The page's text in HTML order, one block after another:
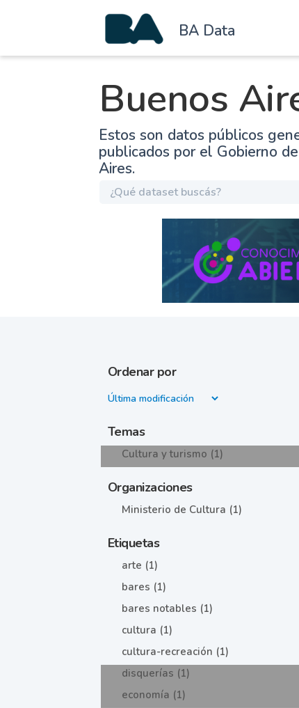
BA Data
Buenos
Estos son datos públicos
publicados por el Gobierno
Aires.
Ordenar por
Temas
Cultura y turismo (1)
Organizaciones
Ministerio de Cultura (1)
Etiquetas
arte (1)
bares (1)
bares notables (1)
cultura (1)
cultura-recreación (1)
disquerías (1)
economía (1)